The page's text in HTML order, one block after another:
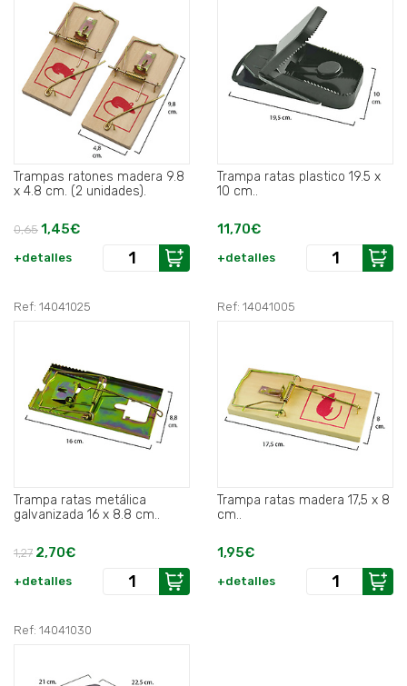
Trampas ratones madera 9.8
x 4.8 cm. (2 unidades).
0,65 1,45€
+detalles
Trampa ratas plastico 19.5 x
10 cm..
11,70€
+detalles
Ref: 14041025
Trampa ratas metálica
galvanizada 16 x 8.8 cm..
1,27 2,70€
+detalles
Ref: 14041005
Trampa ratas madera 17,5 x 8
cm..
1,95€
+detalles
Ref: 14041030